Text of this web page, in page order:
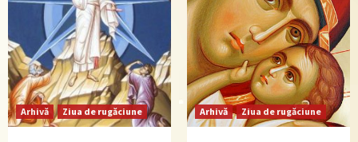
Arhivă Ziua de rugăciune Arhivă Ziua de rugăciune